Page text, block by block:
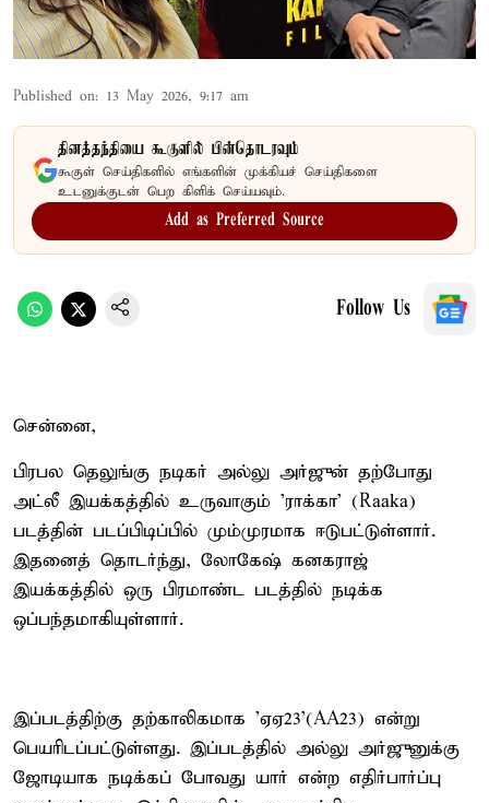
Published on: 13 May 2026, 9:17 am
தினத்தந்தியை கூகுளில் பின்தொடரவும்
கூகுள் செய்திகளில் எங்களின் முக்கியச் செய்திகளை
உடனுக்குடன் பெற கிளிக் செய்யவும்.
Add as Preferred Source
Follow Us
சென்னை,
பிரபல தெலுங்கு நடிகர் அல்லு அர்ஜுன் தற்போது
அட்லீ இயக்கத்தில் உருவாகும் 'ராக்கா' (Raaka)
படத்தின் படப்பிடிப்பில் மும்முரமாக ஈடுபட்டுள்ளார்.
இதனைத் தொடர்ந்து, லோகேஷ் கனகராஜ்
இயக்கத்தில் ஒரு பிரமாண்ட படத்தில் நடிக்க
ஒப்பந்தமாகியுள்ளார்.
இப்படத்திற்கு தற்காலிகமாக ’ஏஏ23’(AA23) என்று
பெயரிடப்பட்டுள்ளது. இப்படத்தில் அல்லு அர்ஜுனுக்கு
ஜோடியாக நடிக்கப் போவது யார் என்ற எதிர்பார்ப்பு